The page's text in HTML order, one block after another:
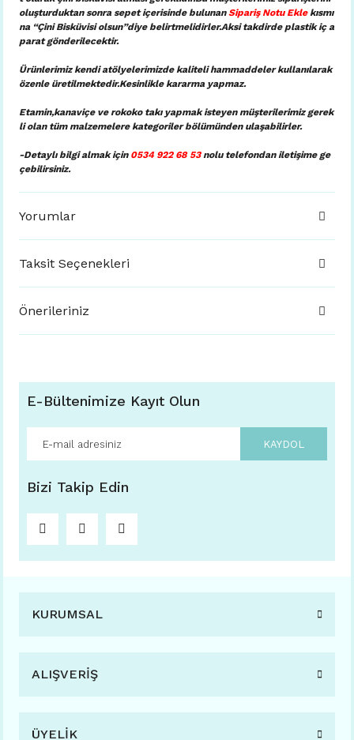
oluşturduktan sonra sepet içerisinde bulunanSipariş Notu Eklekısmı
na “Çini Bisküvisi olsun”diye belirtmelidirler.Aksi takdirde plastik iç a
parat gönderilecektir.
Ürünlerimiz kendi atölyelerimizde kaliteli hammaddeler kullanılarak
özenle üretilmektedir.Kesinlikle kararma yapmaz.
Etamin,kanaviçe ve rokoko takı yapmak isteyen müşterilerimiz gerek
li olan tüm malzemelere kategoriler bölümünden ulaşabilirler.
-Detaylı bilgi almak için 0534 922 68 53nolu telefondan iletişime ge
çebilirsiniz.
Yorumlar
Taksit Seçenekleri
Önerileriniz
E-Bültenimize Kayıt Olun
KAYDOL
Bizi Takip Edin
KURUMSAL
ALIŞVERİŞ
ÜYELİK